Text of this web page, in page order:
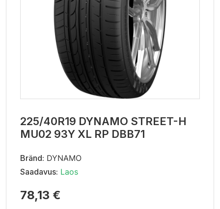
225/40R19 DYNAMO STREET-H
MU02 93Y XL RP DBB71
Bränd: DYNAMO
Saadavus: Laos
78,13 €